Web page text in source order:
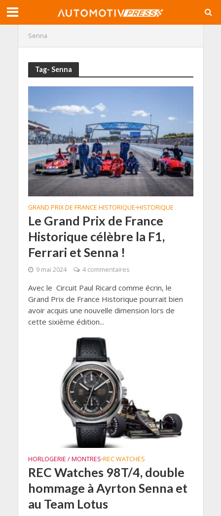
Senna
Tag- Senna
GRAND PRIX DE FRANCE HISTORIQUE•HISTORIQUE
Le Grand Prix de France
Historique célèbre la F1,
Ferrari et Senna !
9 mai 2024 4 commentaires
Avec le Circuit Paul Ricard comme écrin, le
Grand Prix de France Historique pourrait bien
avoir acquis une nouvelle dimension lors de
cette sixième édition...
HORLOGERIE / MONTRES•REC WATCHES
REC Watches 98T/4, double
hommage à Ayrton Senna et
au Team Lotus